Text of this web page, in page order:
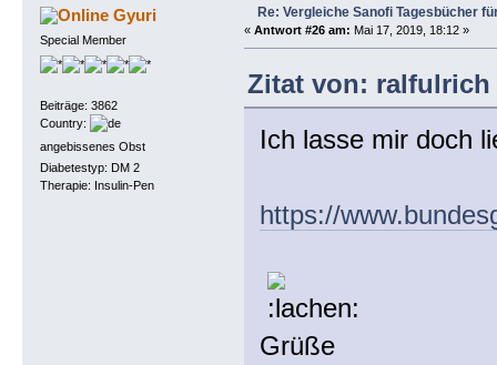
Gyuri
Special Member
Beiträge: 3862
Country:
angebissenes Obst
Diabetestyp: DM 2
Therapie: Insulin-Pen
Re: Vergleiche Sanofi Tagesbücher
« Antwort #26 am: Mai 17, 2019, 18:12 »
Zitat von: ralfulrich
Ich lasse mir doch
https://
Grüße